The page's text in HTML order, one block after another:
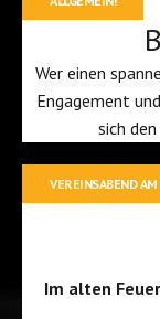
Wer einen
Engagement
sich
VEREINSABEND
Im alten